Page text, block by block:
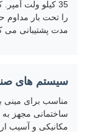
را تحت بار مداوم
مدت پشتیبانی می
سیستم های
مناسب برای مینی
مکانیکی و آسیب